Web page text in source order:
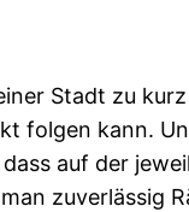
Stadt zu
folgen kann.
auf der